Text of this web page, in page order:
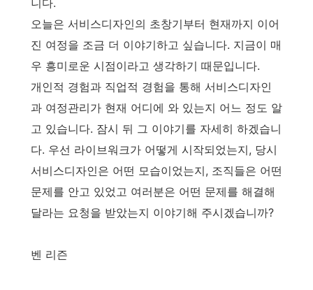
오늘은 서비스디자인의 초창기부터 현재까지 이어
진 여정을 조금 더 이야기하고 싶습니다. 지금이 매
우 흥미로운 시점이라고 생각하기 때문입니다.
개인적 경험과 직업적 경험을 통해 서비스디자인
과 여정관리가 현재 어디에 와 있는지 어느 정도 알
고 있습니다. 잠시 뒤 그 이야기를 자세히 하겠습니
다. 우선 라이브워크가 어떻게 시작되었는지, 당시
서비스디자인은 어떤 모습이었는지, 조직들은 어떤
문제를 안고 있었고 여러분은 어떤 문제를 해결해
달라는 요청을 받았는지 이야기해 주시겠습니까?
벤 리즌